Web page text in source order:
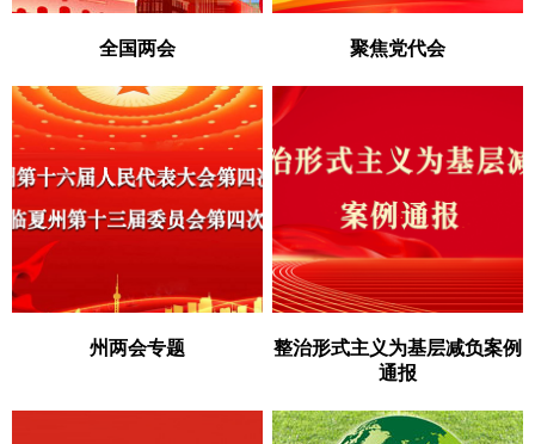
全国两会 聚焦党代会
州两会专题
整治形式主义为基层减负案例
通报